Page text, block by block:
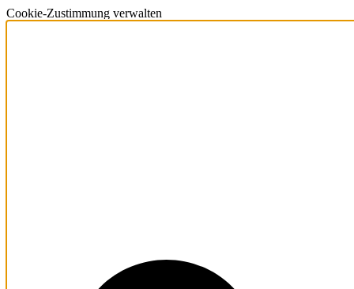
Cookie-Zustimmung verwalten